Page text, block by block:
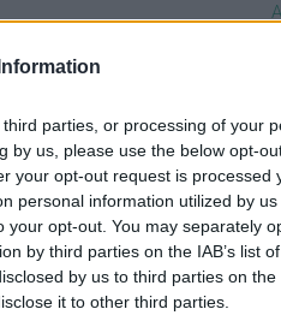
parties, or processing of your
by us, please use the below opt-
your opt-out request is processed
personal information utilized by
opt-out. You may separately
by third parties on the IAB’s list
by us to third parties on the
it to other third parties.